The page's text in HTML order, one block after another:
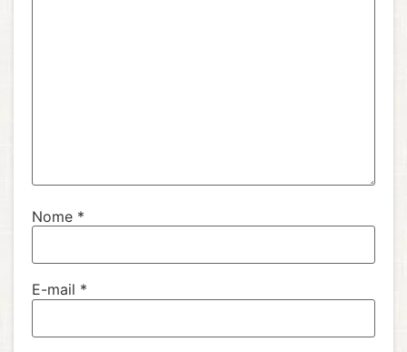
Nome *
E-mail *